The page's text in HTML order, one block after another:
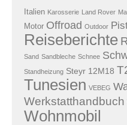
Italien Karosserie Land Rover
Motor Offroad Outdoor
Reiseberichte
Sand Sandbleche Schnee
Standheizung Steyr 12M18
Tunesien VEBEG
Werkstatthandbuch
Wohnmobil